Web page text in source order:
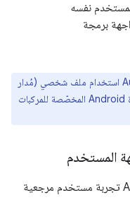
نفسه
برمجة
لا يتيح نظام التشغيل Automotive استخدام ملف شخصي (مُدار
أو محظور) أو استخدام أحد إصدارات إدارة أجهزة Android المخصّصة للمركبات
المستخدم
يقدّم نظام التشغيل Android Automotive تجربة مستخدم مرجعية